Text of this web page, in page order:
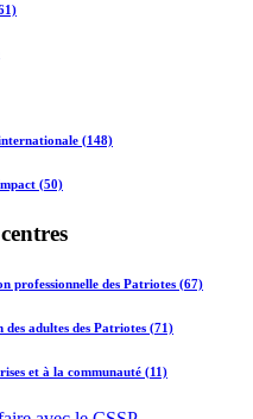
(148)
(50)
professionnelle des Patriotes (67)
des adultes des Patriotes (71)
et à la communauté (11)